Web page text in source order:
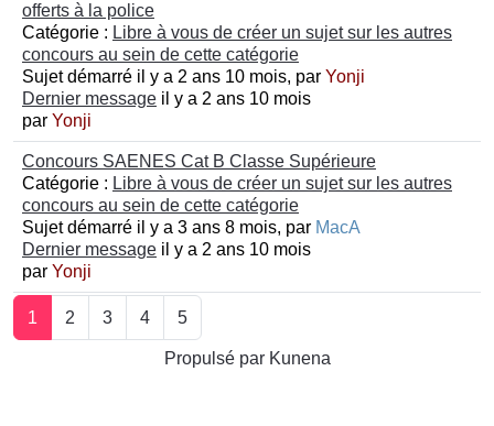
offerts à la police
Catégorie : Libre à vous de créer un sujet sur les autres
concours au sein de cette catégorie
Sujet démarré il y a 2 ans 10 mois, par Yonji
Dernier message il y a 2 ans 10 mois
par Yonji
Concours SAENES Cat B Classe Supérieure
Catégorie : Libre à vous de créer un sujet sur les autres
concours au sein de cette catégorie
Sujet démarré il y a 3 ans 8 mois, par MacA
Dernier message il y a 2 ans 10 mois
par Yonji
1 2 3 4 5
Propulsé par Kunena